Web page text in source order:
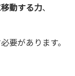
動する力、
要があります。